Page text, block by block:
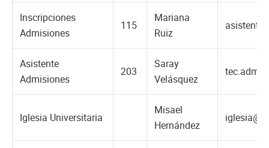
Inscripciones
Admisiones
115
Mariana
Ruiz
Asistente
Admisiones
203
Saray
Velásquez
Iglesia Universitaria
Misael
Hernández